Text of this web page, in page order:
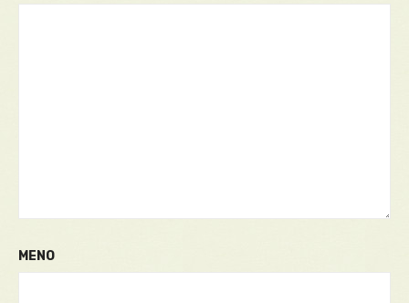
MENO